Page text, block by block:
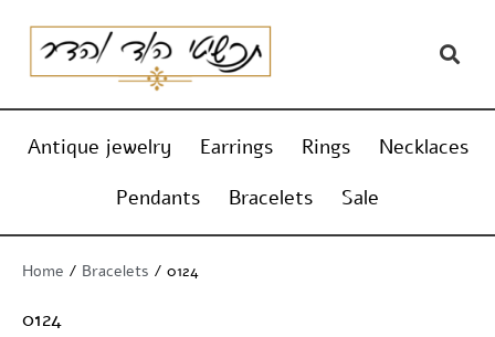
content
Antique jewelry Earrings Rings
Necklaces
Pendants
Bracelets Sale
Home / Bracelets / 0124
0124